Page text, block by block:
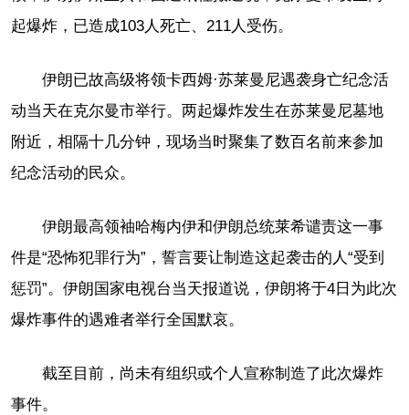
起爆炸，已造成103人死亡、211人受伤。
伊朗已故高级将领卡西姆·苏莱曼尼遇袭身亡纪念活
动当天在克尔曼市举行。两起爆炸发生在苏莱曼尼墓地
附近，相隔十几分钟，现场当时聚集了数百名前来参加
纪念活动的民众。
伊朗最高领袖哈梅内伊和伊朗总统莱希谴责这一事
件是“恐怖犯罪行为”，誓言要让制造这起袭击的人“受到
惩罚”。伊朗国家电视台当天报道说，伊朗将于4日为此次
爆炸事件的遇难者举行全国默哀。
截至目前，尚未有组织或个人宣称制造了此次爆炸
事件。